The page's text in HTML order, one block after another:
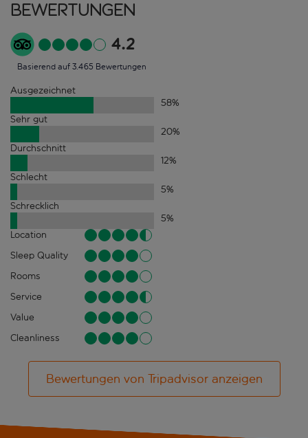
Bewertungen
4.2
Basierend auf 3.465 Bewertungen
Ausgezeichnet
58%
Sehr gut
20%
Durchschnitt
12%
Schlecht
5%
Schrecklich
5%
Location
Sleep Quality
Rooms
Service
Value
Cleanliness
Bewertungen von Tripadvisor anzeigen